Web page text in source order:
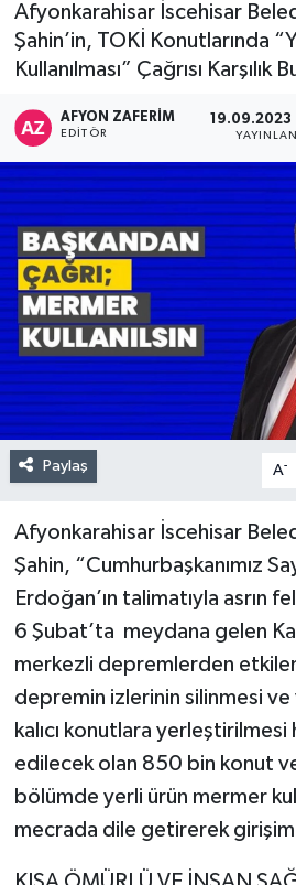
Afyonkarahisar İscehisar
Şahin’in, TOKİ Konutlarında
Kullanılması” Çağrısı Karşılık
AFYON ZAFERİM
EDITÖR
19.09.2023
Paylaş A-
Afyonkarahisar İscehisar
Şahin, “Cumhurbaşkanımız
Erdoğan’ın talimatıyla asrın
6 Şubat’ta meydana gelen
merkezli depremlerden
depremin izlerinin silinmesi ve
kalıcı konutlara
edilecek olan 850 bin konut ve
bölümde yerli ürün mermer
mecrada dile getirerek